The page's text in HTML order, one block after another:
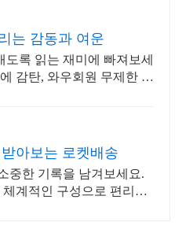
는 감동과 여운
록 읽는 재미에 빠져보세
감탄, 와우회원 무제한 무
아보는 로켓배송
중한 기록을 남겨보세요.
계적인 구성으로 편리하